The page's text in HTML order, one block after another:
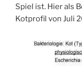
Spiel ist. Hier als
Kotprofil von Juli